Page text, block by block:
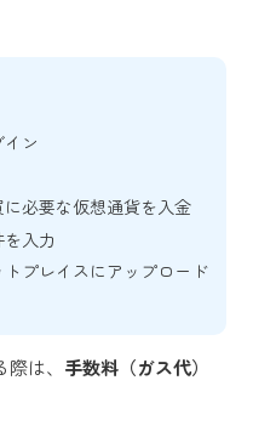
ン
必要な仮想通貨を入金
入力
プレイスにアップロード
は、 手数料（ガス代）